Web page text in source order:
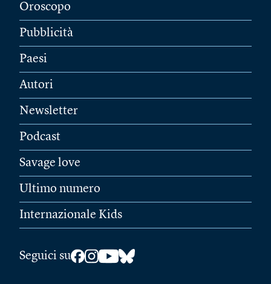
Oroscopo
Pubblicità
Paesi
Autori
Newsletter
Podcast
Savage love
Ultimo numero
Internazionale Kids
Seguici su